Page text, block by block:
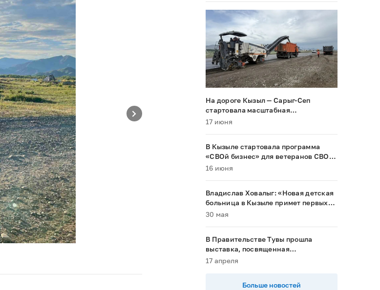
На дороге Кызыл — Сарыг-Сеп
стартовала масштабная
реконструкция
17 июня
В Кызыле стартовала программа
«СВОй бизнес» для ветеранов СВО и
их семей
16 июня
Владислав Ховалыг: «Новая детская
больница в Кызыле примет первых
пациентов в 2028 году»
30 мая
В Правительстве Тувы прошла
выставка, посвященная
национальным проектам
17 апреля
Больше новостей